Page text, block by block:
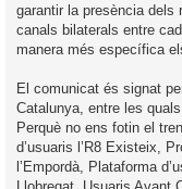
garantir la presència
canals bilaterals entre
manera més específica
El comunicat és signat
Catalunya, entre les
Perquè no ens fotin el
d’usuaris l’R8 Existeix,
l’Empordà, Plataforma